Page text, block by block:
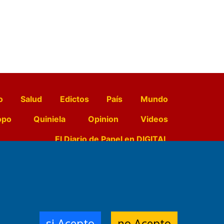
Salud Edictos País
Mundo
Quiniela Opinion
Videos
El Diario de Papel en DIGITAL